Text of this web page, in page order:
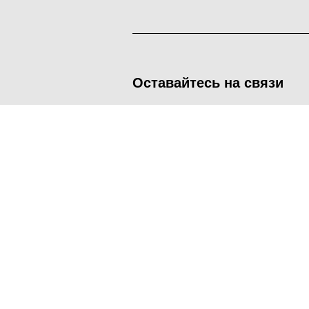
Оставайтесь на связи